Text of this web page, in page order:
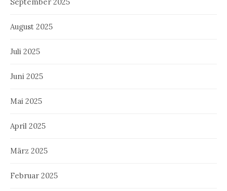
August 2025
Juli 2025
Juni 2025
Mai 2025
April 2025
März 2025
Februar 2025